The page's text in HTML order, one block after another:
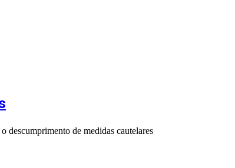
descumprimento de medidas cautelares